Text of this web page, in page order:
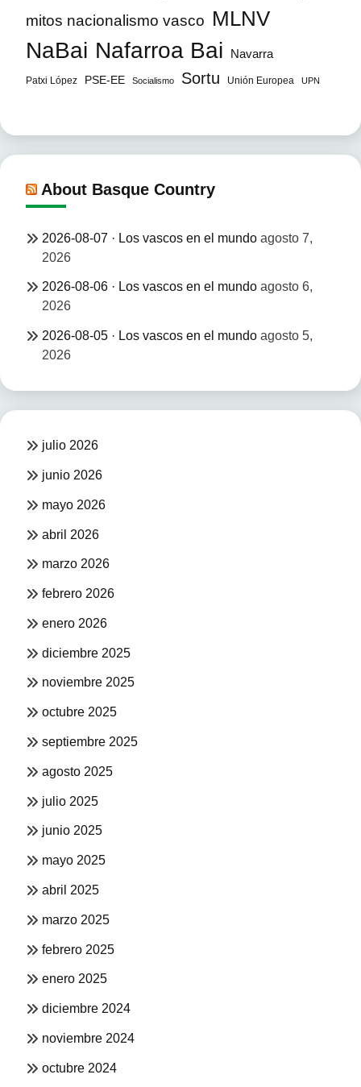
mitos nacionalismo vasco MLNV
NaBai Nafarroa Bai Navarra
Patxi López PSE-EE Socialismo Sortu Unión Europea UPN
About Basque Country
2026-08-07 · Los vascos en el mundo agosto 7,
2026
2026-08-06 · Los vascos en el mundo agosto 6,
2026
2026-08-05 · Los vascos en el mundo agosto 5,
2026
julio 2026
junio 2026
mayo 2026
abril 2026
marzo 2026
febrero 2026
enero 2026
diciembre 2025
noviembre 2025
octubre 2025
septiembre 2025
agosto 2025
julio 2025
junio 2025
mayo 2025
abril 2025
marzo 2025
febrero 2025
enero 2025
diciembre 2024
noviembre 2024
octubre 2024